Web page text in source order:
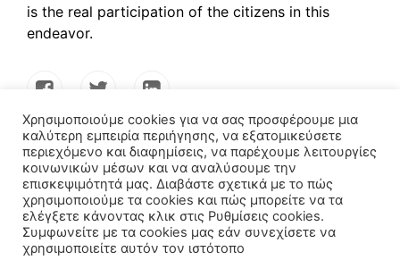
is the real participation of the citizens in this
endeavor.
Χρησιμοποιούμε cookies για να σας προσφέρουμε μια
καλύτερη εμπειρία περιήγησης, να εξατομικεύσετε
περιεχόμενο και διαφημίσεις, να παρέχουμε λειτουργίες
κοινωνικών μέσων και να αναλύσουμε την
επισκεψιμότητά μας. Διαβάστε σχετικά με το πώς
χρησιμοποιούμε τα cookies και πώς μπορείτε να τα
ελέγξετε κάνοντας κλικ στις Ρυθμίσεις cookies.
Συμφωνείτε με τα cookies μας εάν συνεχίσετε να
χρησιμοποιείτε αυτόν τον ιστότοπο